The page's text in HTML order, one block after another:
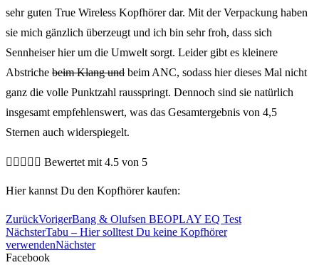
sehr guten True Wireless Kopfhörer dar. Mit der Verpackung haben
sie mich gänzlich überzeugt und ich bin sehr froh, dass sich
Sennheiser hier um die Umwelt sorgt. Leider gibt es kleinere
Abstriche beim Klang und beim ANC, sodass hier dieses Mal nicht
ganz die volle Punktzahl rausspringt. Dennoch sind sie natürlich
insgesamt empfehlenswert, was das Gesamtergebnis von 4,5
Sternen auch widerspiegelt.
     Bewertet mit 4.5 von 5
Hier kannst Du den Kopfhörer kaufen:
ZurückVorigerBang & Olufsen BEOPLAY EQ Test
NächsterTabu – Hier solltest Du keine Kopfhörer
verwendenNächster
Facebook